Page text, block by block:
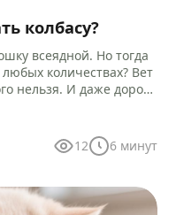
колбасу?
всеядной. Но тогда
количествах? Вет
нельзя. И даже дороги
12 6 минут